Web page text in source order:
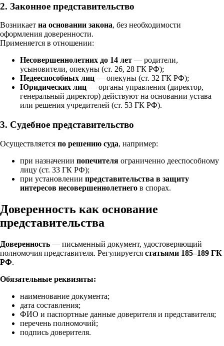
2. Законное представительство
Возникает на основании закона, без необходимости
оформления доверенности.
Применяется в отношении:
Несовершеннолетних до 14 лет — родители,
усыновители, опекуны (ст. 26, 28 ГК РФ);
Недееспособных лиц — опекуны (ст. 32 ГК РФ);
Юридических лиц — органы управления (директор,
генеральный директор) действуют на основании устава
или решения учредителей (ст. 53 ГК РФ).
3. Судебное представительство
Осуществляется по решению суда, например:
при назначении попечителя ограниченно дееспособному
лицу (ст. 33 ГК РФ);
при установлении представительства в защиту
интересов несовершеннолетнего в спорах.
Доверенность как основание
представительства
Доверенность — письменный документ, удостоверяющий
полномочия представителя. Регулируется статьями 185–189 ГК
РФ.
Обязательные реквизиты:
наименование документа;
дата составления;
ФИО и паспортные данные доверителя и представителя;
перечень полномочий;
подпись доверителя.